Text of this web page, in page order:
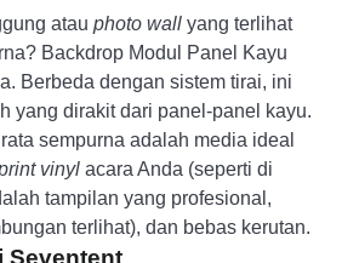
atau photo wall yang terlihat
Backdrop Modul Panel Kayu
Berbeda dengan sistem tirai, ini
yang dirakit dari panel-panel kayu.
sempurna adalah media ideal
vinyl acara Anda (seperti di
tampilan yang profesional,
terlihat), dan bebas kerutan.
Seventent